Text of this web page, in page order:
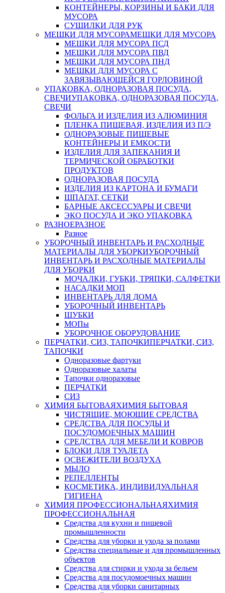
КОНТЕЙНЕРЫ, КОРЗИНЫ И БАКИ ДЛЯ
МУСОРА
СУШИЛКИ ДЛЯ РУК
МЕШКИ ДЛЯ МУСОРАМЕШКИ ДЛЯ МУСОРА
МЕШКИ ДЛЯ МУСОРА ПСД
МЕШКИ ДЛЯ МУСОРА ПВД
МЕШКИ ДЛЯ МУСОРА ПНД
МЕШКИ ДЛЯ МУСОРА С
ЗАВЯЗЫВАЮЩЕЙСЯ ГОРЛОВИНОЙ
УПАКОВКА, ОДНОРАЗОВАЯ ПОСУДА,
СВЕЧИУПАКОВКА, ОДНОРАЗОВАЯ ПОСУДА,
СВЕЧИ
ФОЛЬГА И ИЗДЕЛИЯ ИЗ АЛЮМИНИЯ
ПЛЕНКА ПИЩЕВАЯ, ИЗДЕЛИЯ ИЗ П/Э
ОДНОРАЗОВЫЕ ПИЩЕВЫЕ
КОНТЕЙНЕРЫ И ЕМКОСТИ
ИЗДЕЛИЯ ДЛЯ ЗАПЕКАНИЯ И
ТЕРМИЧЕСКОЙ ОБРАБОТКИ
ПРОДУКТОВ
ОДНОРАЗОВАЯ ПОСУДА
ИЗДЕЛИЯ ИЗ КАРТОНА И БУМАГИ
ШПАГАТ, СЕТКИ
БАРНЫЕ АКСЕССУАРЫ И СВЕЧИ
ЭКО ПОСУДА И ЭКО УПАКОВКА
РАЗНОЕРАЗНОЕ
Разное
УБОРОЧНЫЙ ИНВЕНТАРЬ И РАСХОДНЫЕ
МАТЕРИАЛЫ ДЛЯ УБОРКИУБОРОЧНЫЙ
ИНВЕНТАРЬ И РАСХОДНЫЕ МАТЕРИАЛЫ
ДЛЯ УБОРКИ
МОЧАЛКИ, ГУБКИ, ТРЯПКИ, САЛФЕТКИ
НАСАДКИ МОП
ИНВЕНТАРЬ ДЛЯ ДОМА
УБОРОЧНЫЙ ИНВЕНТАРЬ
ШУБКИ
МОПы
УБОРОЧНОЕ ОБОРУДОВАНИЕ
ПЕРЧАТКИ, СИЗ, ТАПОЧКИПЕРЧАТКИ, СИЗ,
ТАПОЧКИ
Одноразовые фартуки
Одноразовые халаты
Тапочки одноразовые
ПЕРЧАТКИ
СИЗ
ХИМИЯ БЫТОВАЯХИМИЯ БЫТОВАЯ
ЧИСТЯЩИЕ, МОЮЩИЕ СРЕДСТВА
СРЕДСТВА ДЛЯ ПОСУДЫ И
ПОСУДОМОЕЧНЫХ МАШИН
СРЕДСТВА ДЛЯ МЕБЕЛИ И КОВРОВ
БЛОКИ ДЛЯ ТУАЛЕТА
ОСВЕЖИТЕЛИ ВОЗДУХА
МЫЛО
РЕПЕЛЛЕНТЫ
КОСМЕТИКА, ИНДИВИДУАЛЬНАЯ
ГИГИЕНА
ХИМИЯ ПРОФЕССИОНАЛЬНАЯХИМИЯ
ПРОФЕССИОНАЛЬНАЯ
Средства для кухни и пищевой
промышленности
Средства для уборки и ухода за полами
Средства специальные и для промышленных
объектов
Средства для стирки и ухода за бельем
Средства для посудомоечных машин
Средства для уборки санитарных